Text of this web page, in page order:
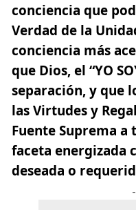
conciencia que
Verdad de la
conciencia más
que Dios, el “YO
separación, y que
las Virtudes y
Fuente Suprema
faceta energizada
deseada o